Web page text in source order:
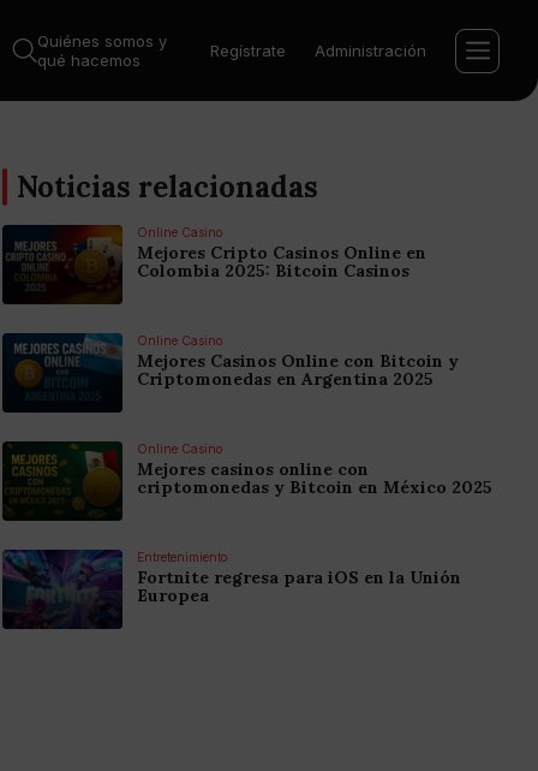
Quiénes somos y
qué hacemos
Regístrate Administración
Noticias relacionadas
Online Casino
Mejores Cripto Casinos Online en
Colombia 2025: Bitcoin Casinos
Online Casino
Mejores Casinos Online con Bitcoin y
Criptomonedas en Argentina 2025
Online Casino
Mejores casinos online con
criptomonedas y Bitcoin en México 2025
Entretenimiento
Fortnite regresa para iOS en la Unión
Europea